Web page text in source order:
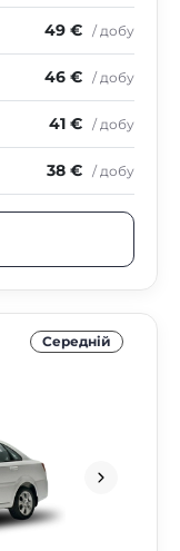
49 € / добу
46 € / добу
41 € / добу
38 € / добу
Середнiй